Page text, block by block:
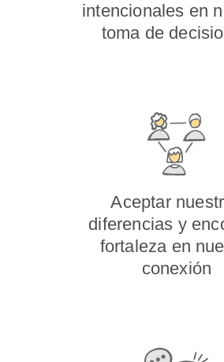
intencionales en
toma de
Aceptar
diferencias y
fortaleza en
conexión